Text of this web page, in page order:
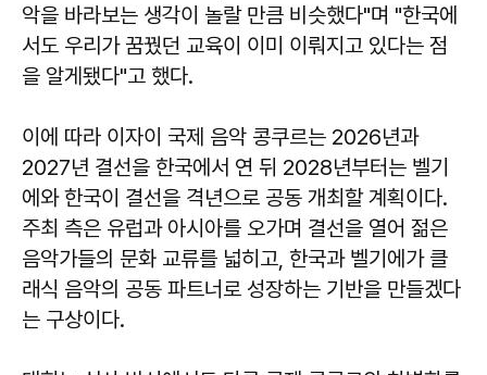
악을 바라보는 생각이 놀랄 만큼 비슷했다"며 "한국에
서도 우리가 꿈꿨던 교육이 이미 이뤄지고 있다는 점
을 알게됐다"고 했다.
이에 따라 이자이 국제 음악 콩쿠르는 2026년과
2027년 결선을 한국에서 연 뒤 2028년부터는 벨기
에와 한국이 결선을 격년으로 공동 개최할 계획이다.
주최 측은 유럽과 아시아를 오가며 결선을 열어 젊은
음악가들의 문화 교류를 넓히고, 한국과 벨기에가 클
래식 음악의 공동 파트너로 성장하는 기반을 만들겠다
는 구상이다.